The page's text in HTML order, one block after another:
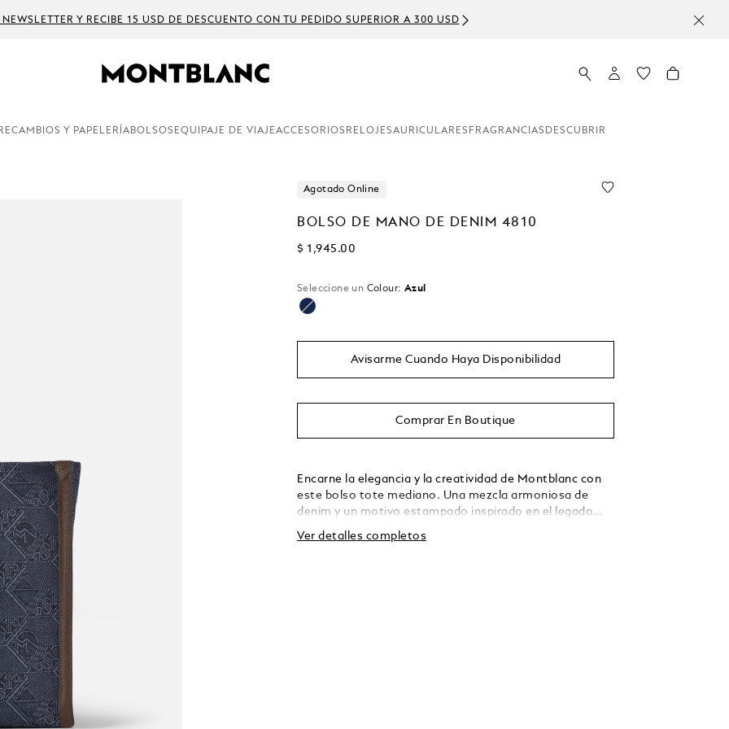
Y RECIBE 15 USD DE DESCUENTO CON TU PEDIDO SUPERIOR A 300 USD
Y PAPELERÍABOLSOS EQUIPAJE DE VIAJEACCESORIOS RELOJESAURICULARES FRAGRANCIAS DESCUBRIR
Agotado Online
BOLSO DE MANO DE DENIM 4810
$ 1,945.00
Seleccione un Colour: Azul
seleccionado
Avisarme Cuando Haya Disponibilidad
Comprar En Boutique
Encarne la elegancia y la creatividad de Montblanc con
este bolso tote mediano. Una mezcla armoniosa de
denim y un motivo estampado inspirado en el legado
crea una firma visual única que complementa la suave
silueta del bolso. Realzado por unas distintivas asas de
Ver detalles completos